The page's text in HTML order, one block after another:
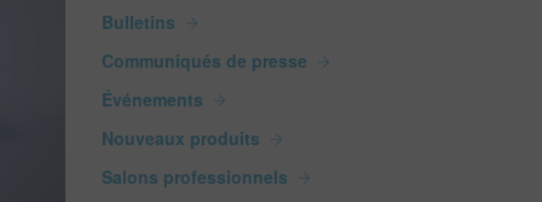
Bulletins
Communiqués de presse
Événements
Nouveaux produits
Salons professionnels